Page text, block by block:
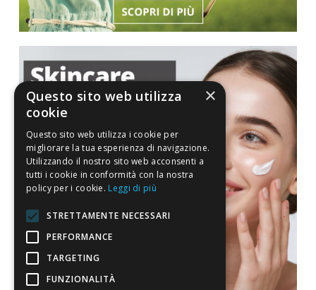
×
Questo sito web utilizza
cookie
Questo sito web utilizza i cookie per
migliorare la tua esperienza di navigazione.
Utilizzando il nostro sito web acconsenti a
tutti i cookie in conformità con la nostra
policy per i cookie. Leggi di più
STRETTAMENTE NECESSARI
PERFORMANCE
TARGETING
FUNZIONALITÀ